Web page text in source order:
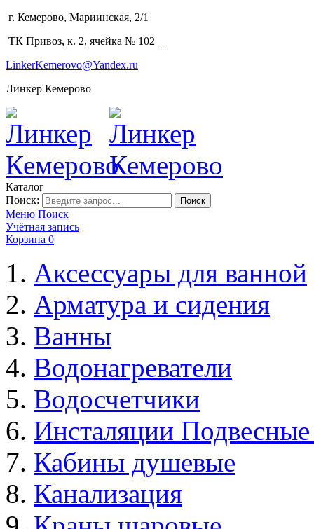
г. Кемерово, Мариинская, 2/1
ТК Привоз, к. 2, ячейка № 102
LinkerKemerovo@Yandex.ru
Линкер Кемерово
Каталог
Поиск:
Поиск
Меню Поиск
Учётная запись
Корзина 0
Аксессуары для ванной
Арматура и сидения
Ванны
Водонагреватели
Водосчетчики
Инсталяции
Кабины душевые
Канализация